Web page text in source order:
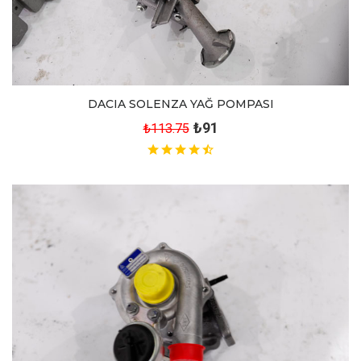
DACIA SOLENZA YAĞ POMPASI
₺113.75 ₺91